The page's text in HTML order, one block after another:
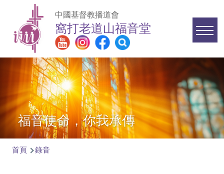
移至主內容
中國基督教播道會
窩打老道山福音堂
Main
navigation
福音使命，你我承傳
首頁 錄音